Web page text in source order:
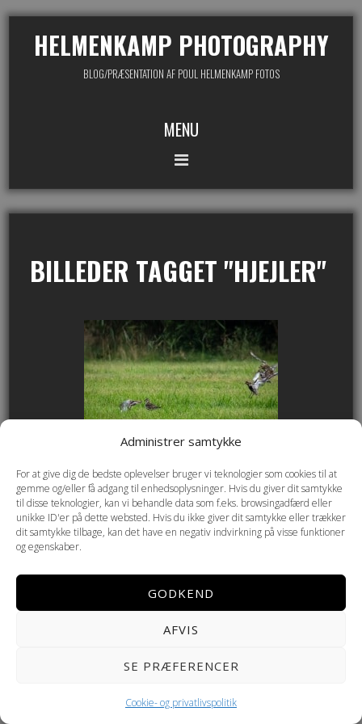
Administrer samtykke
For at give dig de bedste oplevelser bruger vi teknologier som cookies til at
gemme og/eller få adgang til enhedsoplysninger. Hvis du giver dit samtykke
til disse teknologier, kan vi behandle data som f.eks. browsingadfærd eller
unikke ID'er på dette websted. Hvis du ikke giver dit samtykke eller trækker
dit samtykke tilbage, kan det have en negativ indvirkning på visse funktioner
og egenskaber.
GODKEND
AFVIS
SE PRÆFERENCER
Cookie- og privatlivspolitik
HELMENKAMP PHOTOGRAPHY
BLOG/PRÆSENTATION AF POUL HELMENKAMP FOTOS
MENU
BILLEDER TAGGET "HJEJLER"
Copyright © 2026 Helmenkamp PHOTOGRAPHY ·Cookie- og